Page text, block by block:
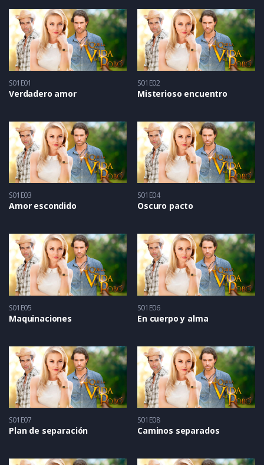
S01E01
Verdadero amor
S01E02
Misterioso encuentro
S01E03
Amor escondido
S01E04
Oscuro pacto
S01E05
Maquinaciones
S01E06
En cuerpo y alma
S01E07
Plan de separación
S01E08
Caminos separados